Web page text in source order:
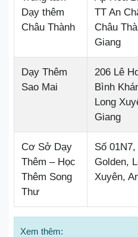
Dạy thêm
Châu Thành
TT An
Châu
Giang
Dạy Thêm
Sao Mai
206 Lê
Bình
Long
Giang
Cơ Sở Dạy
Thêm – Học
Thêm Song
Thư
Số 01N7,
Golden,
Xuyên,
Xem thêm: